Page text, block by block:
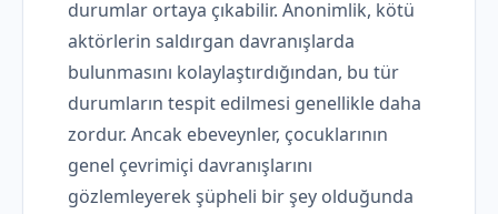
durumlar ortaya çıkabilir. Anonimlik, kötü
aktörlerin saldırgan davranışlarda
bulunmasını kolaylaştırdığından, bu tür
durumların tespit edilmesi genellikle daha
zordur. Ancak ebeveynler, çocuklarının
genel çevrimiçi davranışlarını
gözlemleyerek şüpheli bir şey olduğunda